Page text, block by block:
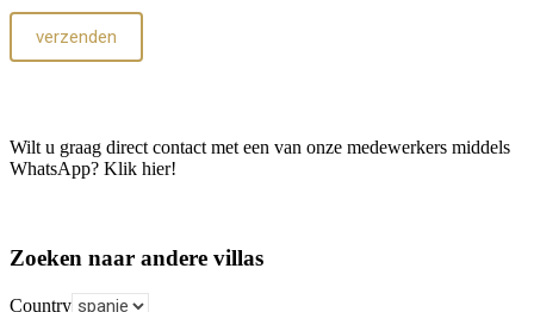
verzenden
Wilt u graag direct contact met een van onze medewerkers middels
WhatsApp? Klik hier!
Zoeken naar andere villas
Country